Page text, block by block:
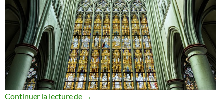
Continuer la lecture de Présentation GN : Sabbat – Croisade de
→